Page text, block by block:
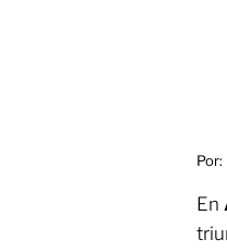
Por:
En